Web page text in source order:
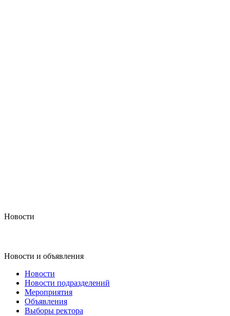
Новости
Новости и объявления
Новости
Новости подразделений
Мероприятия
Объявления
Выборы ректора